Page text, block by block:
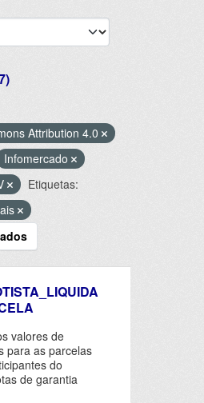
Attribution 4.0
Infomercado
Etiquetas:
valores de
para as parcelas
do
de garantia